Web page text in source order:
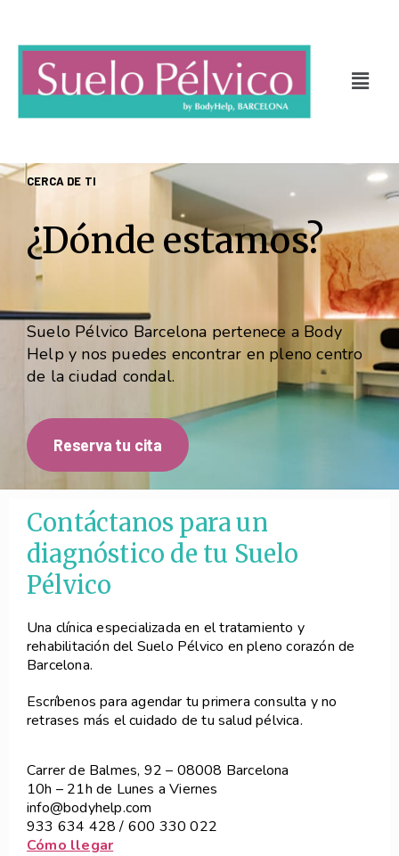
CERCA DE TI
¿Dónde estamos?
Suelo Pélvico Barcelona pertenece a Body
Help y nos puedes encontrar en pleno centro
de la ciudad condal.
Reserva tu cita
Contáctanos para un
diagnóstico de tu Suelo
Pélvico
Una clínica especializada en el tratamiento y
rehabilitación del Suelo Pélvico en pleno corazón de
Barcelona.
Escríbenos para agendar tu primera consulta y no
retrases más el cuidado de tu salud pélvica.
Carrer de Balmes, 92 – 08008 Barcelona
10h – 21h de Lunes a Viernes
info@bodyhelp.com
933 634 428 / 600 330 022
Cómo llegar